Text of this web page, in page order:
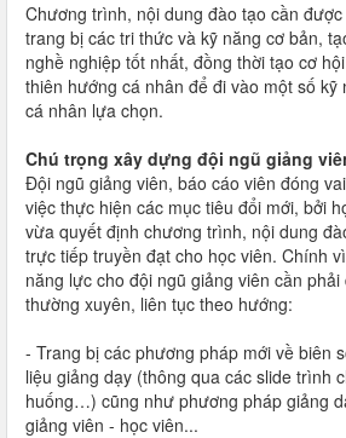
Chương trình, nội dung đào tạo cần
trang bị các tri thức và kỹ năng cơ bản,
nghề nghiệp tốt nhất, đồng thời tạo cơ
thiên hướng cá nhân để đi vào một số kỹ
cá nhân lựa chọn.
Chú trọng xây dựng đội ngũ giảng
Đội ngũ giảng viên, báo cáo viên đóng
việc thực hiện các mục tiêu đổi mới, bởi
vừa quyết định chương trình, nội dung
trực tiếp truyền đạt cho học viên. Chính
năng lực cho đội ngũ giảng viên cần
thường xuyên, liên tục theo hướng:
- Trang bị các phương pháp mới về biên
liệu giảng dạy (thông qua các slide trình
huống…) cũng như phương pháp giảng
giảng viên - học viên...